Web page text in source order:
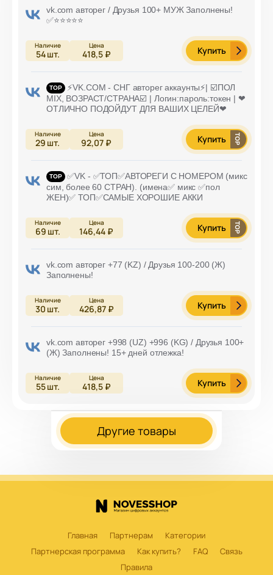
vk.com авторег / Друзья 100+ МУЖ Заполнены!
✅⭐️⭐️⭐️⭐️⭐️
54шт. 418,5 ₽ Купить
⚡️VK.COM - СНГ авторег аккаунты⚡️| ☑️ПОЛ
MIX, ВОЗРАСТ/СТРАНА☑️ | Логин:пароль:токен | ❤
ОТЛИЧНО ПОДОЙДУТ ДЛЯ ВАШИХ ЦЕЛЕЙ❤
29 шт. 92,07 ₽ Купить
✅VK - ✅ТОП✅АВТОРЕГИ С НОМЕРОМ (микс
сим, более 60 СТРАН). (имена✅ микс ✅пол
ЖЕН)✅ ТОП✅САМЫЕ ХОРОШИЕ АККИ
69 шт. 146,44 ₽ Купить
vk.com авторег +77 (KZ) / Друзья 100-200 (Ж)
Заполнены!
30 шт. 426,87 ₽ Купить
vk.com авторег +998 (UZ) +996 (KG) / Друзья 100+
(Ж) Заполнены! 15+ дней отлежка!
55шт. 418,5 ₽ Купить
Другие товары
Главная Партнерам
Категории
Партнерская программа
Как купить? FAQ
Связь
Правила